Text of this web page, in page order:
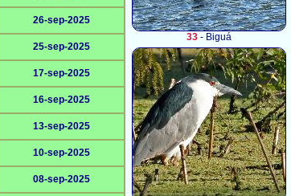
26-sep-2025
25-sep-2025
17-sep-2025
16-sep-2025
13-sep-2025
10-sep-2025
08-sep-2025
33 - Biguá